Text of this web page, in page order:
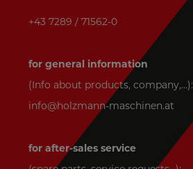
+43 7289 / 71562-0
for general information
(Info about products, company,...):
info@holzmann-maschinen.at
for after-sales service